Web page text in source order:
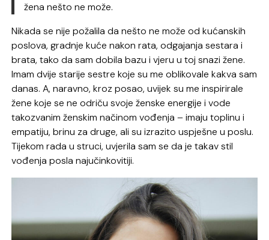
žena nešto ne može.
Nikada se nije požalila da nešto ne može od kućanskih
poslova, gradnje kuće nakon rata, odgajanja sestara i
brata, tako da sam dobila bazu i vjeru u toj snazi žene.
Imam dvije starije sestre koje su me oblikovale kakva sam
danas. A, naravno, kroz posao, uvijek su me inspirirale
žene koje se ne odriču svoje ženske energije i vode
takozvanim ženskim načinom vođenja – imaju toplinu i
empatiju, brinu za druge, ali su izrazito uspješne u poslu.
Tijekom rada u struci, uvjerila sam se da je takav stil
vođenja posla najučinkovitiji.